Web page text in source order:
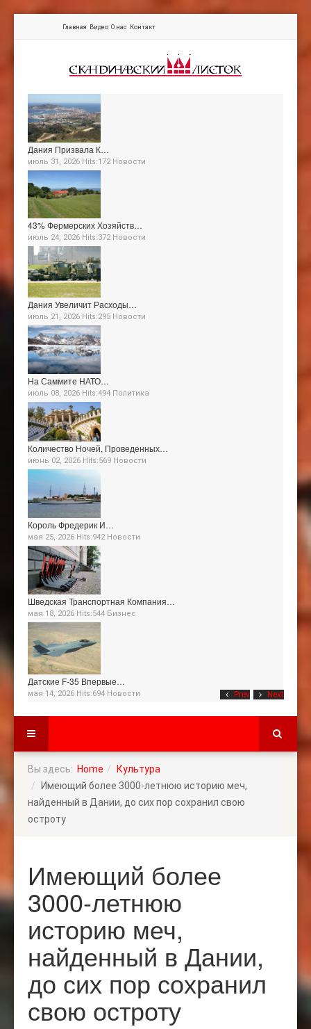
Главная Видео О нас Контакт
Prev Next
Дания Призвала К…
июль 31, 2026 Hits:172 Новости
43% Фермерских Хозяйств…
июль 24, 2026 Hits:372 Новости
Дания Увеличит Расходы…
июль 21, 2026 Hits:295 Новости
На Саммите НАТО…
июль 08, 2026 Hits:494 Политика
Количество Ночей, Проведенных…
июнь 02, 2026 Hits:569 Новости
Король Фредерик И…
мая 25, 2026 Hits:942 Новости
Шведская Транспортная Компания…
мая 18, 2026 Hits:544 Бизнес
Датские F-35 Впервые…
мая 14, 2026 Hits:694 Новости
Вы здесь: Home
Культура
Имеющий более 3000-летнюю историю меч,
найденный в Дании, до сих пор сохранил свою
остроту
Имеющий более
3000-летнюю
историю меч,
найденный в Дании,
до сих пор сохранил
свою остроту